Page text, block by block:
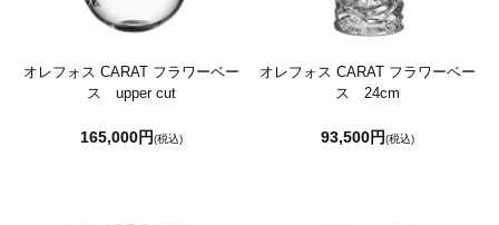
オレフォス CARAT フラワーベー
ス upper cut
165,000円(税込)
オレフォス CARAT フラワーベー
ス 24cm
93,500円(税込)